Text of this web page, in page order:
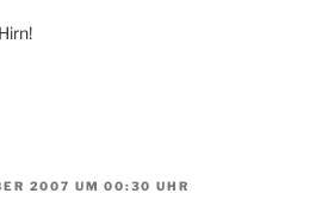
2007 UM 00:30 UHR